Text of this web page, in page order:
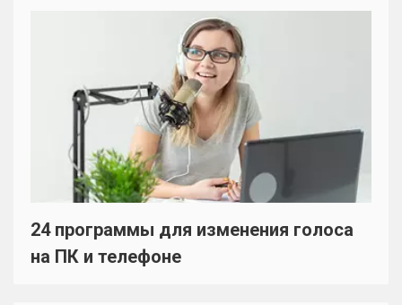
24 программы для изменения голоса
на ПК и телефоне